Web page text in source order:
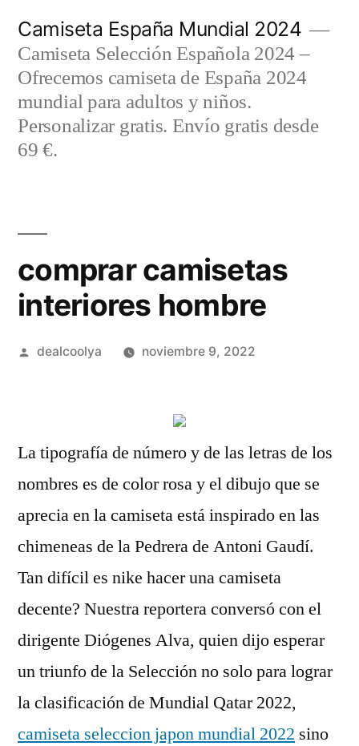
contenido
Camiseta España Mundial 2024
Camiseta Selección Española 2024 –
Ofrecemos camiseta de España 2024
mundial para adultos y niños.
Personalizar gratis. Envío gratis desde
69 €.
comprar camisetas
interiores hombre
Publicado
dealcoolya noviembre 9, 2022
La tipografía de número y de las letras de los
nombres es de color rosa y el dibujo que se
aprecia en la camiseta está inspirado en las
chimeneas de la Pedrera de Antoni Gaudí.
Tan difícil es nike hacer una camiseta
decente? Nuestra reportera conversó con el
dirigente Diógenes Alva, quien dijo esperar
un triunfo de la Selección no solo para lograr
la clasificación de Mundial Qatar 2022,
camiseta seleccion japon mundial 2022 sino